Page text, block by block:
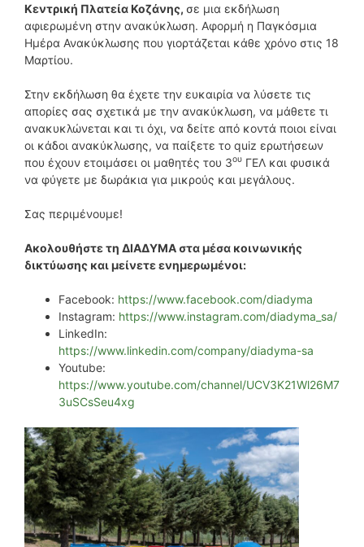
Κεντρική Πλατεία Κοζάνης, σε μια εκδήλωση
αφιερωμένη στην ανακύκλωση. Αφορμή η Παγκόσμια
Ημέρα Ανακύκλωσης που γιορτάζεται κάθε χρόνο στις 18
Μαρτίου.
Στην εκδήλωση θα έχετε την ευκαιρία να λύσετε τις
απορίες σας σχετικά με την ανακύκλωση, να μάθετε τι
ανακυκλώνεται και τι όχι, να δείτε από κοντά ποιοι είναι
οι κάδοι ανακύκλωσης, να παίξετε το quiz ερωτήσεων
που έχουν ετοιμάσει οι μαθητές του 3ου ΓΕΛ και φυσικά
να φύγετε με δωράκια για μικρούς και μεγάλους.
Σας περιμένουμε!
Ακολουθήστε τη ΔΙΑΔΥΜΑ στα μέσα κοινωνικής
δικτύωσης και μείνετε ενημερωμένοι:
Facebook: https://www.facebook.com/diadyma
Instagram: https://www.instagram.com/diadyma_sa/
LinkedIn:
https://www.linkedin.com/company/diadyma-sa
Youtube:
https://www.youtube.com/channel/UCV3K21Wl26M7
3uSCsSeu4xg